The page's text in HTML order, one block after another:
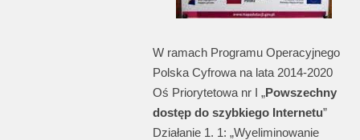
W ramach Programu Operacyjnego
Polska Cyfrowa na lata 2014-2020
Oś Priorytetowa nr I „Powszechny
dostęp do szybkiego Internetu”
Działanie 1. 1: „Wyeliminowanie